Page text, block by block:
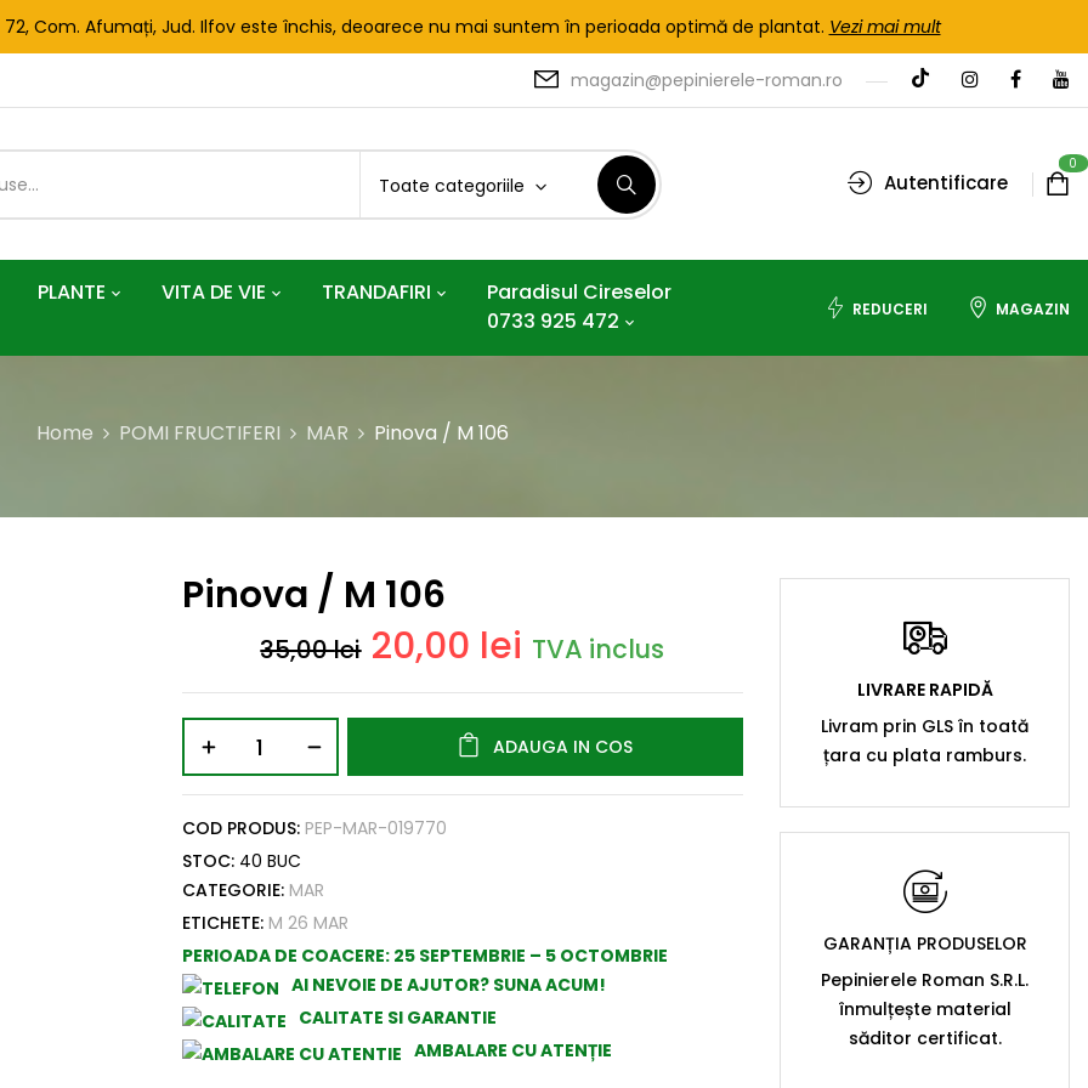
Com. Afumați, Jud. Ilfov este închis, deoarece nu mai suntem în perioada optimă de plantat. Vezi mai mult
magazin@pepinierele-roman.ro
Toate categoriile Autentificare
0
PLANTE VITA DE VIE TRANDAFIRI
Paradisul Cireselor
0733 925 472
REDUCERI MAGAZIN
Home POMI FRUCTIFERI MAR Pinova / M 106
Pinova / M 106
35,00lei 20,00 lei TVA inclus
ADAUGA IN COS
COD PRODUS: PEP-MAR-019770
STOC: 40 BUC
CATEGORIE: MAR
ETICHETE: M 26 MAR
PERIOADA DE COACERE: 25 SEPTEMBRIE – 5 OCTOMBRIE
AI NEVOIE DE AJUTOR? SUNA ACUM!
CALITATE SI GARANTIE
AMBALARE CU ATENȚIE
LIVRARE RAPIDĂ
Livram prin GLS în toată
țara cu plata ramburs.
GARANȚIA PRODUSELOR
Pepinierele Roman S.R.L.
înmulțește material
săditor certificat.